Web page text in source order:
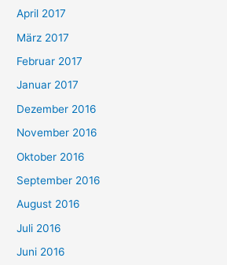
April 2017
März 2017
Februar 2017
Januar 2017
Dezember 2016
November 2016
Oktober 2016
September 2016
August 2016
Juli 2016
Juni 2016